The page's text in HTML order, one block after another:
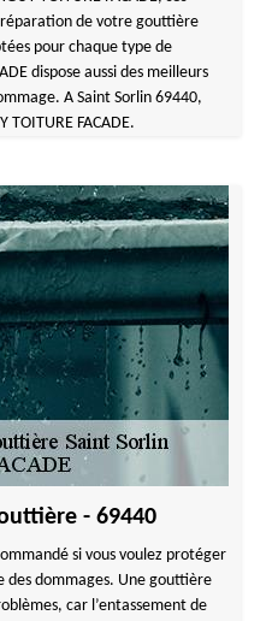
de votre gouttière
pour chaque type de
dispose aussi des meilleurs
A Saint Sorlin 69440,
TOITURE FACADE.
- 69440
si vous voulez protéger
dommages. Une gouttière
car l’entassement de